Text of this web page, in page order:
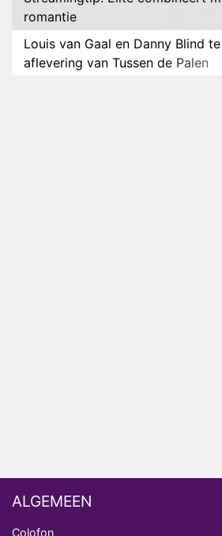
romantie
Louis van Gaal en Danny Blind
aflevering van Tussen de Palen
ALGEMEEN
Colofon